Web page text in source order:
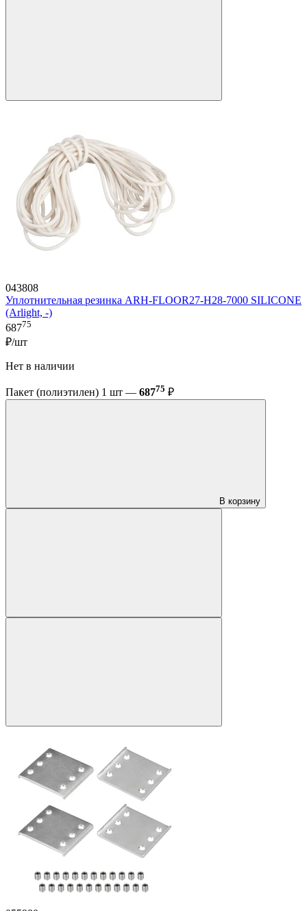
043808
Уплотнительная резинка ARH-FLOOR27-H28-7000 SILICONE
(Arlight, -)
68775
₽/шт
Нет в наличии
Пакет (полиэтилен) 1 шт — 68775 ₽
В корзину